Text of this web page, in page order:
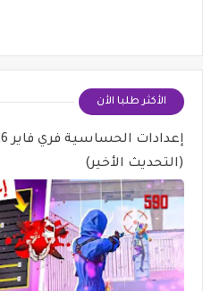
الأكثر طلبا الأن
(التحديث الأخير)